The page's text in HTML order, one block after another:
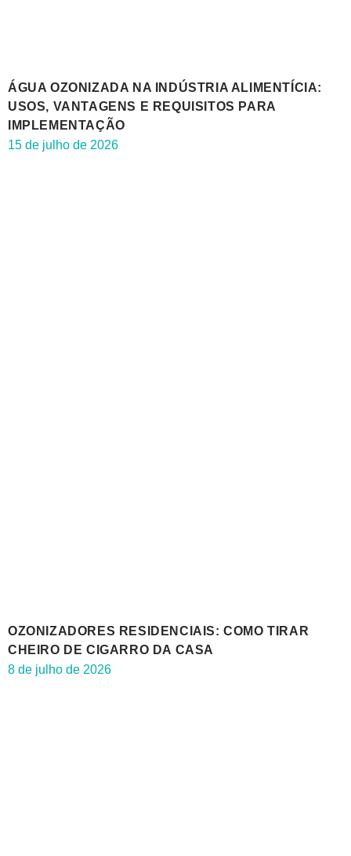
ÁGUA OZONIZADA NA INDÚSTRIA ALIMENTÍCIA:
USOS, VANTAGENS E REQUISITOS PARA
IMPLEMENTAÇÃO
15 de julho de 2026
OZONIZADORES RESIDENCIAIS: COMO TIRAR
CHEIRO DE CIGARRO DA CASA
8 de julho de 2026